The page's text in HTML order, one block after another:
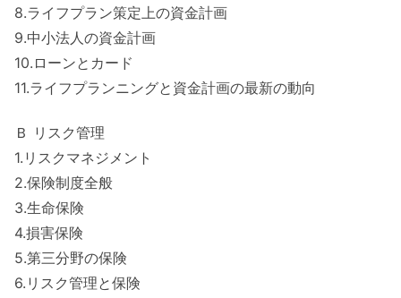
8.ライフプラン策定上の資金計画
9.中小法人の資金計画
10.ローンとカード
11.ライフプランニングと資金計画の最新の動向
Ｂ リスク管理
1.リスクマネジメント
2.保険制度全般
3.生命保険
4.損害保険
5.第三分野の保険
6.リスク管理と保険